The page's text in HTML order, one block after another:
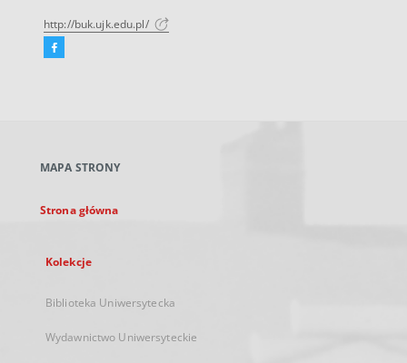
http://buk.ujk.edu.pl/
Facebook
karcie
MAPA STRONY
Strona główna
Kolekcje
Biblioteka Uniwersytecka
Wydawnictwo Uniwersyteckie